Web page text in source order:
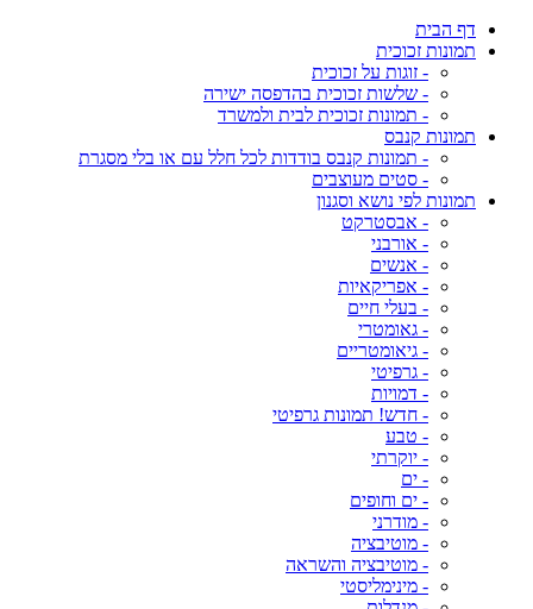
דף הבית
תמונות זכוכית
- זוגות על זכוכית
- שלשות זכוכית בהדפסה ישירה
- תמונות זכוכית לבית ולמשרד
תמונות קנבס
- תמונות קנבס בודדות לכל חלל עם או בלי מסגרת
- סטים מעוצבים
תמונות לפי נושא וסגנון
- אבסטרקט
- אורבני
- אנשים
- אפריקאיות
- בעלי חיים
- גאומטרי
- גיאומטריים
- גרפיטי
- דמויות
- חדש! תמונות גרפיטי
- טבע
- יוקרתי
- ים
- ים וחופים
- מודרני
- מוטיבציה
- מוטיבציה והשראה
- מינימליסטי